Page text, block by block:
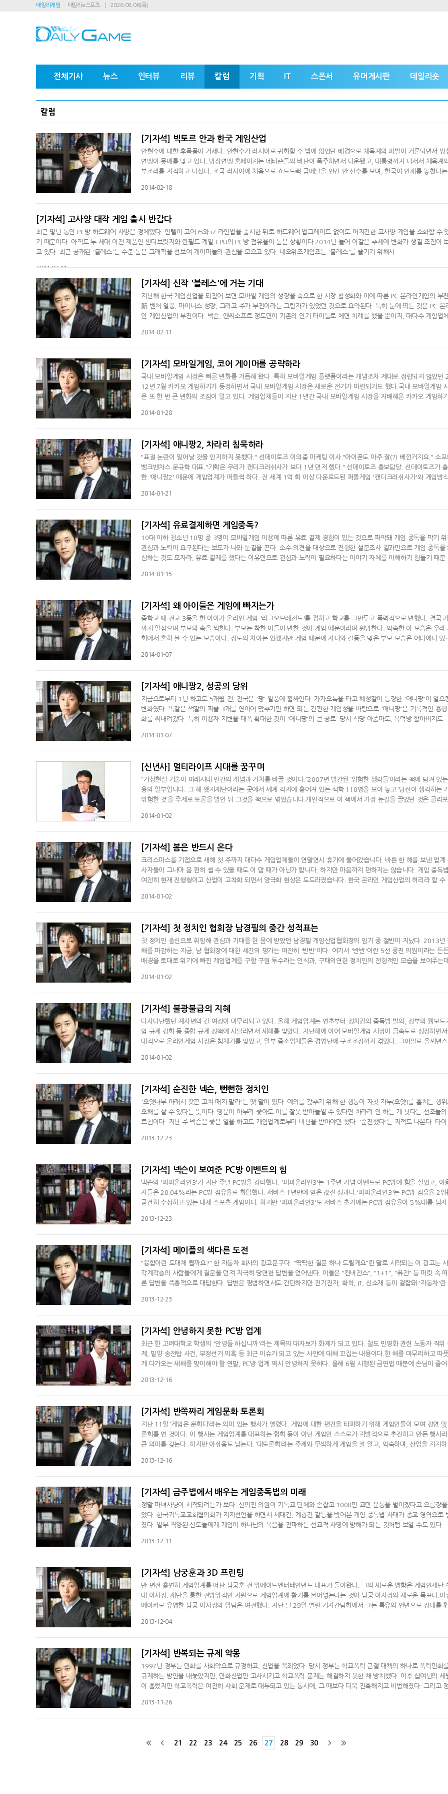
데일리게임 데일리e스포츠 2026.08.06(목)
전체기사 뉴스 인터뷰 리뷰 칼럼 기획 IT 스폰서 유머게시판 데일리숏
칼럼
[기자석] 빅토르 안과 한국 게임산업
안현수에 대한 후폭풍이 거세다. 안현수가 러시아로 귀화할 수 밖에 없었던 배경으로 체육계의 파벌이 거론되면서 빙
연맹이 뭇매를 맞고 있다. 빙상연맹 홈페이지는 네티즌들의 비난이 폭주하면서 다운됐고, 대통령까지 나서서 체육계의
부조리를 지적하고 나섰다. 조국 러시아에 처음으로 쇼트트랙 금메달을 안긴 안 선수를 보며, 한국이 인재를 놓쳤다는
2014-02-18
[기자석] 고사양 대작 게임 출시 반갑다
최근 몇년 동안 PC방 하드웨어 사양은 정체됐다. 인텔이 코어 i5와 i7 라인업을 출시한 뒤로 하드웨어 업그레이드 없이도 어지간한 고사양 게임을 소화할 수
기 때문이다. 아직도 두 세대 이전 제품인 샌디브릿지와 린필드 계열 CPU의 PC방 점유율이 높은 상황이다.2014년 들어 이같은 추세에 변화가 생길 조짐이
고 있다. 최근 공개된 '블레스'는 수준 높은 그래픽을 선보여 게이머들의 관심을 모으고 있다. 네오위즈게임즈는 '블레스'를 즐기기 위해서
2014-02-11
[기자석] 신작 '블레스'에 거는 기대
지난해 한국 게임산업을 되짚어 보면 모바일 게임의 성장을 축으로 한 시장 활성화와 이에 따른 PC 온라인게임의 부진,
新 벤처 열풍, 마이너스 성장, 그리고 주가 부진이라는 그림자가 있었던 것으로 요약된다. 특히 눈에 띄는 것은 PC 온
인 게임산업의 부진이다. 넥슨, 엔씨소프트 정도만이 기존의 인기 타이틀로 체면 치례를 했을 뿐이지, 대다수 게임업
2014-02-11
[기자석] 모바일게임, 코어 게이머를 공략하라
국내 모바일게임 시장은 빠른 변화를 거듭해 왔다. 특히 모바일게임 플랫폼이라는 개념조차 제대로 정립되지 않았던
12년 7월 카카오 게임하기가 등장하면서 국내 모바일게임 시장은 새로운 전기가 마련되기도 했다.국내 모바일게임
은 또 한 번 큰 변화의 조짐이 일고 있다. 게임업체들이 지난 1년간 국내 모바일게임 시장을 지배해온 카카오 게임하
2014-01-28
[기자석] 애니팡2, 차라리 침묵하라
"표절 논란이 일어날 것을 인지하지 못했다." 선데이토즈 이의중 마케팅 이사."아이폰도 아주 잘(?) 베낀거지요." 소프
뱅크벤처스 문규학 대표."기획은 우리가 캔디크러쉬사가 보다 1년 먼저 했다." 선데이토즈 홍보담당. 선데이토즈가 출
한 '애니팡2' 때문에 게임업계가 떠들썩 하다. 전 세계 1억 회 이상 다운로드된 퍼즐게임 '캔디크러쉬사가'와 게임방
2014-01-21
[기자석] 유료결제하면 게임중독?
10대 이하 청소년 10명 중 3명이 모바일게임 이용에 따른 유료 결제 경험이 있는 것으로 파악돼 게임 중독을 막기 위
관심과 노력이 요구된다는 보도가 나와 눈길을 끈다. 소수 의견을 대상으로 진행한 설문조사 결과만으로 게임 중독을
심하는 것도 모자라, 유료 결제를 했다는 이유만으로 관심과 노력이 필요하다는 이야기 자체를 이해하기 힘들기 때문
2014-01-15
[기자석] 왜 아이들은 게임에 빠지는가
중학교 때 전교 3등을 한 아이가 온라인 게임 '리그오브레전드'를 접하고 학교를 그만두고 폭력적으로 변했다. 결국
까지 일삼으며 부모의 속을 썩힌다. 부모는 착한 아들이 변한 것이 게임 때문이라며 원망한다. 익숙한 이 모습은 우리
회에서 흔히 볼 수 있는 모습이다. 정도의 차이는 있겠지만 게임 때문에 자녀와 갈등을 빚은 부모 모습은 어디에나 있
2014-01-07
[기자석] 애니팡2, 성공의 당위
지금으로부터 1년 하고도 5개월 전, 전국은 '팡' 열풍에 휩싸인다. 카카오톡을 타고 혜성같이 등장한 '애니팡'이 일으
변화였다. 똑같은 색깔의 퍼즐 3개를 연이어 맞추기만 하면 되는 간편한 게임성을 바탕으로 '애니팡'은 기록적인 흥행
화를 써내려갔다. 특히 이용자 저변을 대폭 확대한 것이 '애니팡'의 큰 공로. 당시 식당 아줌마도, 복덕방 할아버지도
2014-01-07
[신년사] 멀티라이프 시대를 꿈꾸며
“가상현실 기술이 미래시대 인간의 개념과 가치를 바꿀 것이다.”2007년 발간된 ‘위험한 생각들’이라는 책에 담겨 있
용의 일부입니다. 그 해 엣지재단이라는 곳에서 세계 각지에 흩어져 있는 석학 110명을 모아 놓고 ‘당신이 생각하는
위험한 것’을 주제로 토론을 벌인 뒤 그것을 책으로 엮었습니다.개인적으로 이 책에서 가장 눈길을 끌었던 것은 클리
2014-01-02
[기자석] 봄은 반드시 온다
크리스마스를 기점으로 새해 첫 주까지 대다수 게임업체들이 연말연시 휴가에 들어갔습니다. 바쁜 한 해를 보낸 업계
사자들이 그나마 몸 편히 쉴 수 있을 때도 이 맘 때가 아닌가 합니다. 하지만 마음까지 편하지는 않습니다. 게임 중독
여전히 현재 진행형이고 산업이 고착화 되면서 양극화 현상은 도드라졌습니다. 한국 온라인 게임산업의 허리라 할 수
2014-01-02
[기자석] 첫 정치인 협회장 남경필의 중간 성적표는
첫 정치인 출신으로 취임해 관심과 기대를 한 몸에 받았던 남경필 게임산업협회장의 임기 중 절반이 지났다. 2013년
해를 마감하는 지금, 남 협회장에 대한 세간의 평가는 여전히 '반반'이다. 여기서 '반반'이란 5선 중진 의원이라는 든
배경을 토대로 위기에 빠진 게임업계를 구할 구원 투수라는 인식과, 구태의연한 정치인의 전형적인 모습을 보여주는데
2014-01-02
[기자석] 불광불급의 지혜
다사다난했던 계사년의 긴 여정이 마무리되고 있다. 올해 게임업계는 연초부터 정치권의 중독법 발의, 정부의 웹보드
임 규제 강화 등 종합 규제 정책에 시달리면서 새해를 맞았다. 지난해에 이어 모바일게임 시장이 급속도로 성장하면
대적으로 온라인게임 시장은 침체기를 맞았고, 일부 중소업체들은 경영난에 구조조정까지 겪었다. 그야말로 을씨년
2014-01-02
[기자석] 순진한 넥슨, 뻔뻔한 정치인
'오얏나무 아래서 갓끈 고쳐 매지 말라'는 옛 말이 있다. 예의를 갖추기 위해 한 행동이 자칫 자두(오얏)를 훔치는 행위
오해를 살 수 있다는 뜻이다. 명분이 아무리 좋아도 이를 잘못 받아들일 수 있다면 차라리 안 하는 게 낫다는 선조들의
르침이다. 지난 주 넥슨은 좋은 일을 하고도 게임업계로부터 비난을 받아야만 했다. '순진했다'는 지적도 나온다. 타이
2013-12-23
[기자석] 넥슨이 보여준 PC방 이벤트의 힘
넥슨의 '피파온라인3'가 지난 주말 PC방을 강타했다. '피파온라인3'는 1주년 기념 이벤트로 PC방에 힘을 실었고, 이
자들은 20.04%라는 PC방 점유율로 화답했다. 서비스 1년만에 얻은 값진 성과다.'피파온라인3'는 PC방 점유율 2위
굳건히 수성하고 있는 대세 스포츠 게임이다. 하지만 '피파온라인3'도 서비스 초기에는 PC방 점유율이 5%대를 넘지
2013-12-23
[기자석] 메이플의 색다른 도전
"융합이란 도대체 뭘까요?" 한 자동차 회사의 광고문구다. "딱딱한 질문 하나 드릴게요"란 말로 시작되는 이 광고는
각계각층의 사람들에게 질문을 던져 지극히 당연한 답변을 얻어낸다. 이들은 "컨버전스", "1+1", "퓨전" 등 머릿 속
른 답변을 즉홍적으로 대답한다. 답변은 평범하면서도 간단하지만 전기전자, 화학, IT, 신소재 등이 결합돼 '자동차'란
2013-12-23
[기자석] 안녕하지 못한 PC방 업계
최근 한 고려대학교 학생의 '안녕들 하십니까'라는 제목의 대자보가 화제가 되고 있다. 철도 민영화 관련 노동자 직위
제, 밀양 송전탑 사건, 부정선거 의혹 등 최근 이슈가 되고 있는 사안에 대해 꼬집는 내용이다.한 해를 마무리하고 따
게 다가오는 새해를 맞이해야 할 연말, PC방 업계 역시 안녕하지 못하다. 올해 6월 시행된 금연법 때문에 손님이 줄어
2013-12-16
[기자석] 반쪽짜리 게임문화 토론회
지난 11일 ‘게임은 문화다’라는 의미 있는 행사가 열렸다. 게임에 대한 편견을 타파하기 위해 게임인들이 모여 강연 및
론회를 연 것이다. 이 행사는 게임업계를 대표하는 협회 등이 아닌 게임인 스스로가 자발적으로 추진하고 만든 행사라
큰 의미를 갖는다. 하지만 아쉬움도 남는다. ‘대토론회’라는 주제와 무색하게 게임을 잘 알고, 익숙하며, 산업을 지지하
2013-12-16
[기자석] 금주법에서 배우는 게임중독법의 미래
정말 마녀사냥이 시작되려는가 보다. 신의진 의원이 기독교 단체와 손잡고 1000만 교민 운동을 벌이겠다고 으름장
았다. 한국기독교교회협의회가 지지선언을 하면서 세대간, 계층간 갈등을 빚어온 게임 중독법 사태가 종교 영역으로
졌다. 일부 격양된 신도들에게 게임이 하나님의 복음을 전파하는 선교적 사명에 방해가 되는 것처럼 보일 수도 있다.
2013-12-11
[기자석] 남궁훈과 3D 프린팅
반 년전 홀연히 게임업계를 떠난 남궁훈 전 위메이드엔터테인먼트 대표가 돌아왔다. 그의 새로운 명함은 게임인재단
대 이사장. 재단을 통한 전방위적인 지원으로 게임업계에 활기를 불어넣는다는 것이 남궁 이사장의 새로운 목표다.이
메이커로 유명한 남궁 이사장의 입담은 여전했다. 지난 달 29일 열린 기자간담회에서 그는 특유의 언변으로 장내를
2013-12-04
[기자석] 반복되는 규제 악몽
1997년 정부는 만화를 사회악으로 규정하고, 산업을 옥죄었다. 당시 정부는 학교폭력 근절 대책의 하나로 폭력만화
규제하는 방안을 내놓았지만, 만화산업만 고사시키고 학교폭력 문제는 해결하지 못한 채 방치했다. 이후 십여년의 세
이 흘렀지만 학교폭력은 여전히 사회 문제로 대두되고 있는 동시에, 그 때보다 더욱 잔혹해지고 비범해졌다. 그리고
2013-11-26
21 22 23 24 25 26 27 28 29 30